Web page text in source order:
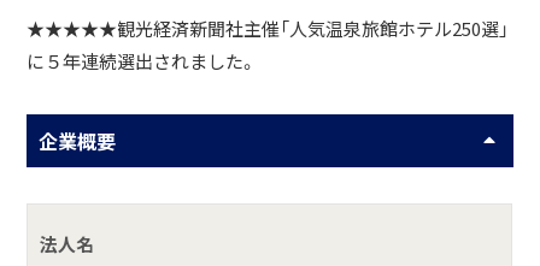
★★★★★観光経済新聞社主催「人気温泉旅館ホテル250選」
に５年連続選出されました。
企業概要
法人名